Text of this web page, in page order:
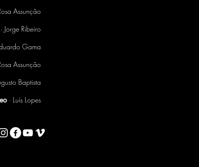
Assunção
Jorge Ribeiro
Gama
Assunção
Baptista
· Luís Lopes